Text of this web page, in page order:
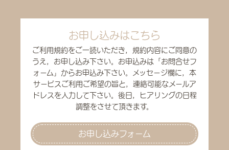
お申し込みはこちら
ご利用規約をご一読いただき，規約内容にご同意の
うえ，お申し込み下さい。お申込みは「お問合せフ
ォーム」からお申込み下さい。メッセージ欄に，本
サービスご利用ご希望の旨と，連絡可能なメールア
ドレスを入力して下さい。後日，ヒアリングの日程
調整をさせて頂きます。
お申し込みフォーム